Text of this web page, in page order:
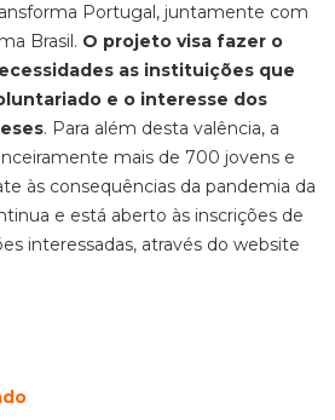
Portugal, juntamente com
Brasil. O projeto visa fazer o
as instituições que
e o interesse dos
. Para além desta valência, a
mais de 700 jovens e
às consequências da pandemia da
e está aberto às inscrições de
interessadas, através do website